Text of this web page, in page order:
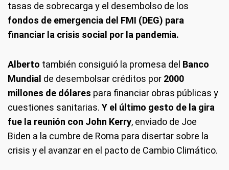
tasas de sobrecarga y el desembolso de los
fondos de emergencia del FMI (DEG) para
financiar la crisis social por la pandemia.
Alberto también consiguió la promesa del Banco
Mundial de desembolsar créditos por 2000
millones de dólares para financiar obras públicas y
cuestiones sanitarias. Y el último gesto de la gira
fue la reunión con John Kerry, enviado de Joe
Biden a la cumbre de Roma para disertar sobre la
crisis y el avanzar en el pacto de Cambio Climático.